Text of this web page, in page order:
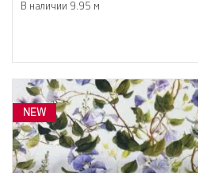
В наличии 9.95 м
NEW